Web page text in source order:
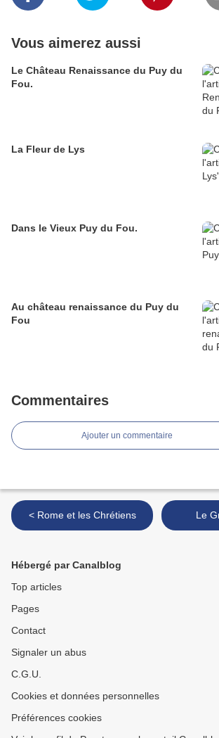
Vous aimerez aussi
Le Château Renaissance du Puy du
Fou.
La Fleur de Lys
Dans le Vieux Puy du Fou.
Au château renaissance du Puy du
Fou
Commentaires
Ajouter un commentaire
< Rome et les Chrétiens
Hébergé par Canalblog
Top articles
Pages
Contact
Signaler un abus
C.G.U.
Cookies et données personnelles
Préférences cookies